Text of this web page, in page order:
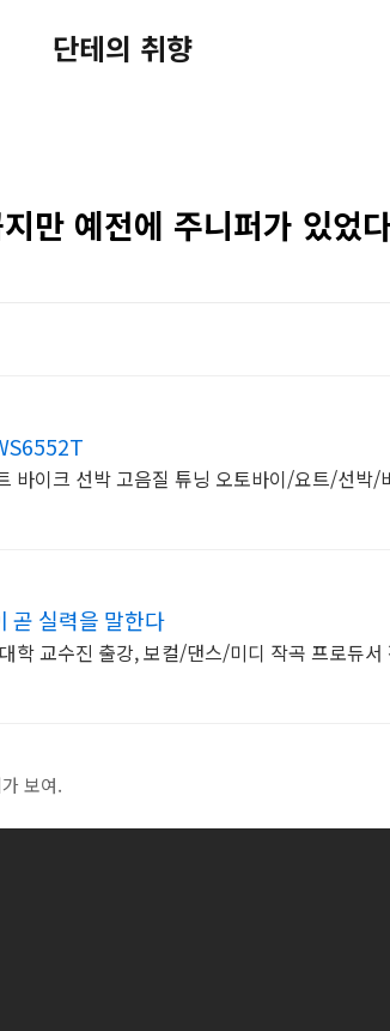
단테의 취향
만 예전에 주니퍼가 있었
곧 실력을 말한다
학 교수진 출강, 보컬/댄스/미디 작곡 프로듀서
보여.